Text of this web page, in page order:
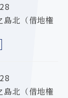
島北（借地権
島北（借地権